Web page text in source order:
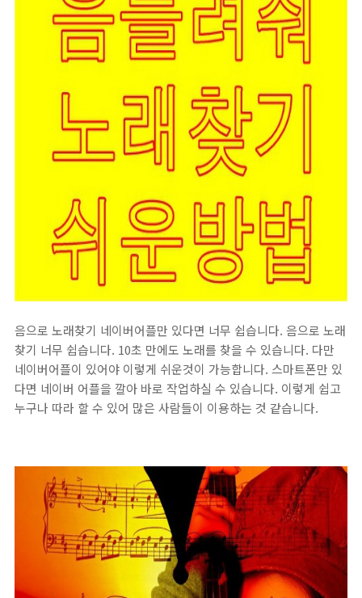
음으로 노래찾기 네이버어플만 있다면 너무 쉽습니다. 음으로 노래
찾기 너무 쉽습니다. 10초 만에도 노래를 찾을 수 있습니다. 다만
네이버어플이 있어야 이렇게 쉬운것이 가능합니다. 스마트폰만 있
다면 네이버 어플을 깔아 바로 작업하실 수 있습니다. 이렇게 쉽고
누구나 따라 할 수 있어 많은 사람들이 이용하는 것 같습니다.